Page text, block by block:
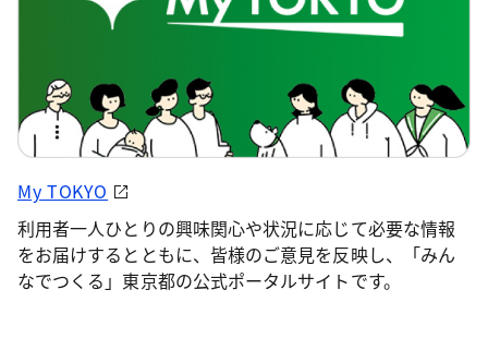
My TOKYO
利用者一人ひとりの興味関心や状況に応じて必要な情報
をお届けするとともに、皆様のご意見を反映し、「みん
なでつくる」東京都の公式ポータルサイトです。